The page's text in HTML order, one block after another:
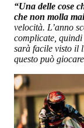
“Una delle cose
che non molla
velocità. L’anno
complicate, quindi
sarà facile visto il
questo può